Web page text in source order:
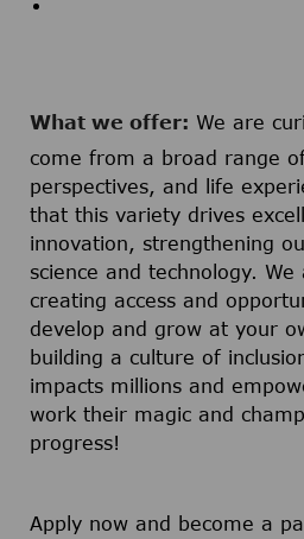
What we offer: We are
come from a broad range
perspectives, and life
that this variety drives
innovation, strengthening
science and technology.
creating access and
develop and grow at your
building a culture of
impacts millions and
work their magic and
progress!
Apply now and become a